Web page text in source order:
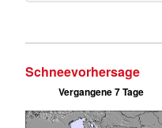
Schneevorhersage
Vergangene 7 Tage